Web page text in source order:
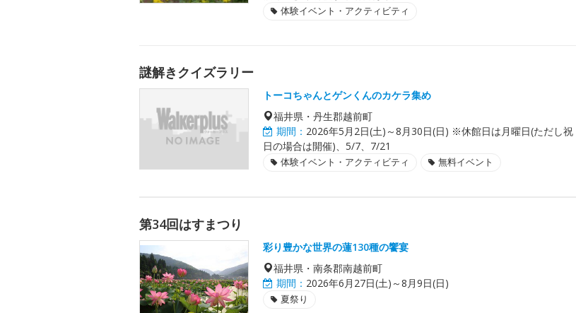
体験イベント・アクティビティ
謎解きクイズラリー
トーコちゃんとゲンくんのカケラ集め
福井県・丹生郡越前町
期間： 2026年5月2日(土)～8月30日(日) ※休館日は月曜日(ただし祝
日の場合は開催)、5/7、7/21
体験イベント・アクティビティ 無料イベント
第34回はすまつり
彩り豊かな世界の蓮130種の饗宴
福井県・南条郡南越前町
期間： 2026年6月27日(土)～8月9日(日)
夏祭り